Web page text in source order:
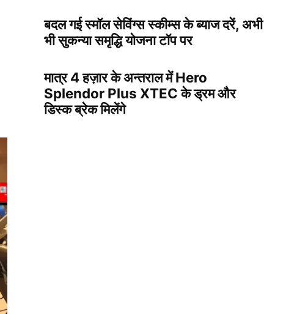
बदल गई स्मॉल सेविंग्स स्कीम्स के ब्याज दरें, अभी
भी सुकन्या समृद्धि योजना टॉप पर
मात्र 4 हज़ार के अन्तराल में Hero
Splendor Plus XTEC के ड्रम और
डिस्क ब्रेक मिलेंगे